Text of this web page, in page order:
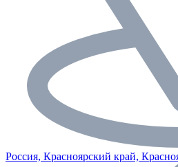
Россия, Красноярский край,